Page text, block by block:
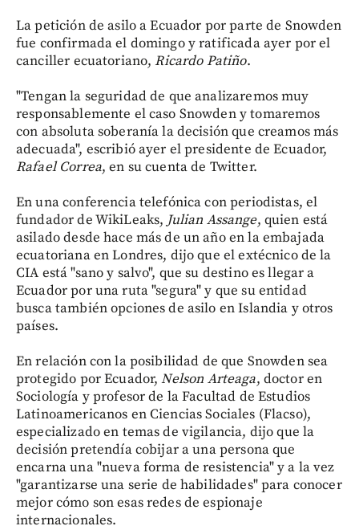
La petición de asilo a Ecuador por parte de Snowden
fue confirmada el domingo y ratificada ayer por el
canciller ecuatoriano,Ricardo Patiño.
"Tengan la seguridad de que analizaremos muy
responsablemente el caso Snowden y tomaremos
con absoluta soberanía la decisión que creamos más
adecuada", escribió ayer el presidente de Ecuador,
Rafael Correa, en su cuenta de Twitter.
En una conferencia telefónica con periodistas, el
fundador de WikiLeaks, Julian Assange, quien está
asilado desde hace más de un año en la embajada
ecuatoriana en Londres, dijo que el extécnico de la
CIA está "sano y salvo", que su destino es llegar a
Ecuador por una ruta "segura" y que su entidad
busca también opciones de asilo en Islandia y otros
países.
En relación con la posibilidad de que Snowden sea
protegido por Ecuador,Nelson Arteaga, doctor en
Sociología y profesor de la Facultad de Estudios
Latinoamericanos en Ciencias Sociales (Flacso),
especializado en temas de vigilancia, dijo que la
decisión pretendía cobijar a una persona que
encarna una "nueva forma de resistencia" y a la vez
"garantizarse una serie de habilidades" para conocer
mejor cómo son esas redes de espionaje
internacionales.